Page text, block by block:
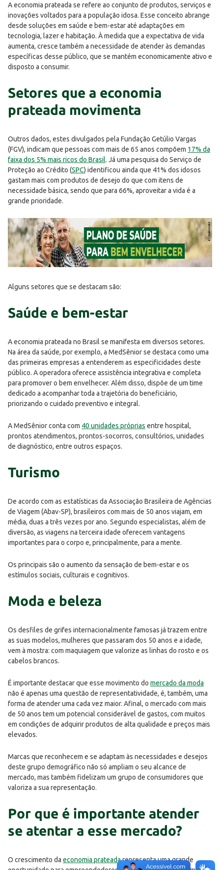
A economia prateada se refere ao conjunto de produtos, serviços e
inovações voltados para a população idosa. Esse conceito abrange
desde soluções em saúde e bem-estar até adaptações em
tecnologia, lazer e habitação. À medida que a expectativa de vida
aumenta, cresce também a necessidade de atender às demandas
específicas desse público, que se mantém economicamente ativo e
disposto a consumir.
Setores que a economia
prateada movimenta
Outros dados, estes divulgados pela Fundação Getúlio Vargas
(FGV), indicam que pessoas com mais de 65 anos compõem 17% da
faixa dos 5% mais ricos do Brasil. Já uma pesquisa do Serviço de
Proteção ao Crédito (SPC) identificou ainda que 41% dos idosos
gastam mais com produtos de desejo do que com itens de
necessidade básica, sendo que para 66%, aproveitar a vida é a
grande prioridade.
Alguns setores que se destacam são:
Saúde e bem-estar
A economia prateada no Brasil se manifesta em diversos setores.
Na área da saúde, por exemplo, a MedSênior se destaca como uma
das primeiras empresas a entenderem as especificidades deste
público. A operadora oferece assistência integrativa e completa
para promover o bem envelhecer. Além disso, dispõe de um time
dedicado a acompanhar toda a trajetória do beneficiário,
priorizando o cuidado preventivo e integral.
A MedSênior conta com 40 unidades próprias entre hospital,
prontos atendimentos, prontos-socorros, consultórios, unidades
de diagnóstico, entre outros espaços.
Turismo
De acordo com as estatísticas da Associação Brasileira de Agências
de Viagem (Abav-SP), brasileiros com mais de 50 anos viajam, em
média, duas a três vezes por ano. Segundo especialistas, além de
diversão, as viagens na terceira idade oferecem vantagens
importantes para o corpo e, principalmente, para a mente.
Os principais são o aumento da sensação de bem-estar e os
estímulos sociais, culturais e cognitivos.
Moda e beleza
Os desfiles de grifes internacionalmente famosas já trazem entre
as suas modelos, mulheres que passaram dos 50 anos e a idade,
vem à mostra: com maquiagem que valorize as linhas do rosto e os
cabelos brancos.
É importante destacar que esse movimento do mercado da moda
não é apenas uma questão de representatividade, é, também, uma
forma de atender uma cada vez maior. Afinal, o mercado com mais
de 50 anos tem um potencial considerável de gastos, com muitos
em condições de adquirir produtos de alta qualidade e preços mais
elevados.
Marcas que reconhecem e se adaptam às necessidades e desejos
deste grupo demográfico não só ampliam o seu alcance de
mercado, mas também fidelizam um grupo de consumidores que
valoriza a sua representação.
Por que é importante atender
se atentar a esse mercado?
O crescimento da economia prateadarepresenta uma grande